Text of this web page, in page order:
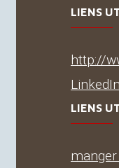
LIENS
http://
LinkedIn
LIENS